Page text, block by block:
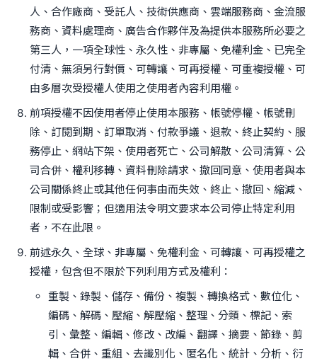
人、合作廠商、受託人、技術供應商、雲端服務商、金流服
務商、資料處理商、廣告合作夥伴及為提供本服務所必要之
第三人，一項全球性、永久性、非專屬、免權利金、已完全
付清、無須另行對價、可轉讓、可再授權、可重複授權、可
由多層次受授權人使用之使用者內容利用權。
前項授權不因使用者停止使用本服務、帳號停權、帳號刪
除、訂閱到期、訂單取消、付款爭議、退款、終止契約、服
務停止、網站下架、使用者死亡、公司解散、公司清算、公
司合併、權利移轉、資料刪除請求、撤回同意、使用者與本
公司關係終止或其他任何事由而失效、終止、撤回、縮減、
限制或受影響；但適用法令明文要求本公司停止特定利用
者，不在此限。
前述永久、全球、非專屬、免權利金、可轉讓、可再授權之
授權，包含但不限於下列利用方式及權利：
重製、錄製、儲存、備份、複製、轉換格式、數位化、
編碼、解碼、壓縮、解壓縮、整理、分類、標記、索
引、彙整、編輯、修改、改編、翻譯、摘要、節錄、剪
輯、合併、重組、去識別化、匿名化、統計、分析、衍